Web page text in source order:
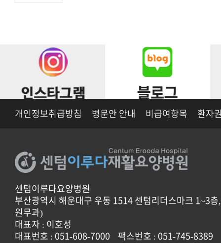
개인정보취급방침 병문안 안내 비급여항목 환자
센텀이루다요양병원
부산광역시 해운대구 우동 1514 센텀리더스마크 1~3
원무과)
대표자 : 이호성
대표번호 : 051-608-7000 팩스번호 : 051-745-8389